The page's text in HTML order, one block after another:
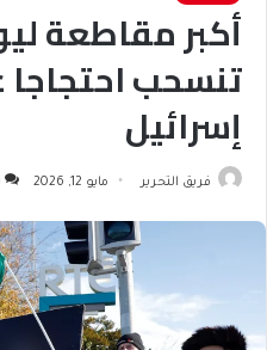
تنسحب
إسرائيل
فريق التحرير مايو 12, 2026